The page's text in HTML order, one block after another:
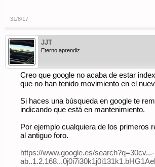
31/8/17
JJT
Eterno aprendiz
Creo que google no acaba de estar
que no han tenido movimiento en el
Si haces una búsqueda en google te
indicando que está en mantenimiento.
Por ejemplo cualquiera de los primeros
al antiguo foro.
https://www.google.es/search?q=30cv...-